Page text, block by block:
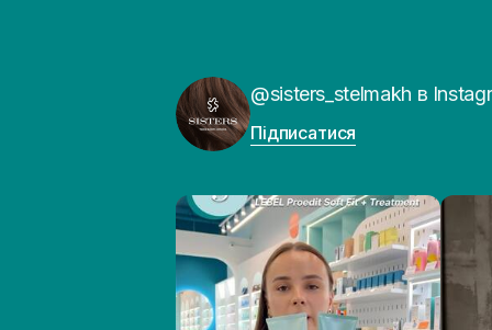
@sisters_stelmakh в
Підписатися